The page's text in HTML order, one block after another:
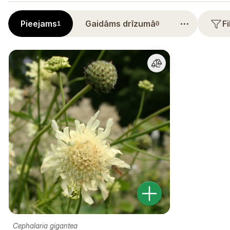
Pieejams1 Gaidāms drīzumā0 ⋯
Cephalaria gigantea